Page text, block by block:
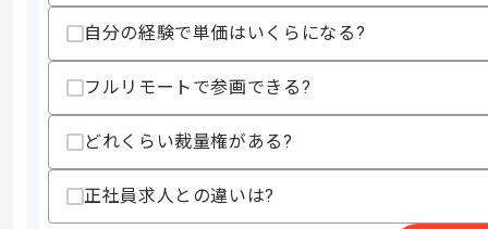
スキルに不安がある方へ
上記に似た経験やスキルをお持ちであれば申
その他募集要項
作業開始日
自分の経験で単価はいくらになる?
フルリモートで参画できる?
どれくらい裁量権がある?
正社員求人との違いは?